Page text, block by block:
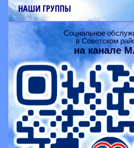
НАШИ ГРУППЫ
Социальное
в Советском
на канале